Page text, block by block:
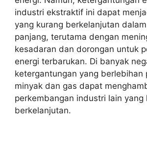
industri ekstraktif ini dapat
yang kurang berkelanjutan
panjang, terutama dengan
kesadaran dan dorongan untuk
energi terbarukan. Di banyak
ketergantungan yang berlebihan
minyak dan gas dapat
perkembangan industri lain yang
berkelanjutan.